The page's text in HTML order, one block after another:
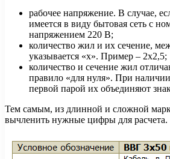
рабочее напряжение. В случае,
имеется в виду бытовая сеть с
напряжением 220 В;
количество жил и их сечение,
указывается «х». Пример – 2х2,5;
количество и сечение жил
правило «для нуля». При
первой парой их объединяют
Тем самым, из длинной и сложной
вычленить нужные цифры для расчета.